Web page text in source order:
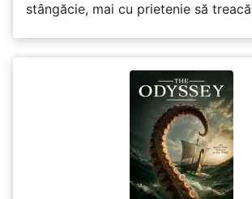
stângăcie, mai cu prietenie să